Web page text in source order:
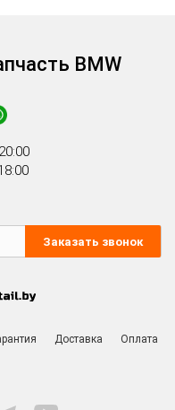
BMW
Заказать звонок
Доставка Оплата